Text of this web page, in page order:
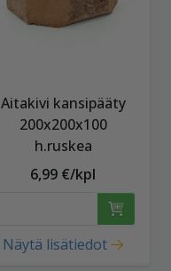
Aitakivi kansipääty
200x200x100
h.ruskea
6,99 €/kpl
Näytä lisätiedot